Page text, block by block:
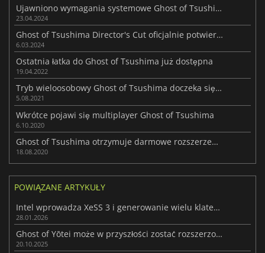
Ujawniono wymagania systemowe Ghost of Tsushima na PC
23.04.2024
Ghost of Tsushima Director's Cut oficjalnie potwierdza datę premiery na PC!
6.03.2024
Ostatnia łatka do Ghost of Tsushima już dostępna
19.04.2022
Tryb wieloosobowy Ghost of Tsushima doczeka się osobnej gry
5.08.2021
Wkrótce pojawi się multiplayer Ghost of Tsushima
6.10.2020
Ghost of Tsushima otrzymuje darmowe rozszerzenie
18.08.2020
POWIĄZANE ARTYKUŁY
Intel wprowadza XeSS 3 i generowanie wielu klatek w sterownikach Arc
28.01.2026
Ghost of Yōtei może w przyszłości zostać rozszerzone o fabularne DLC
20.10.2025